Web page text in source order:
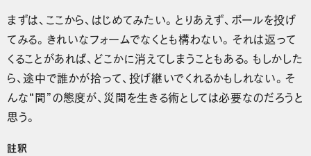
まずは、ここから、はじめてみたい。とりあえず、ボールを投げ
てみる。きれいなフォームでなくとも構わない。それは返って
くることがあれば、どこかに消えてしまうこともある。もしかした
ら、途中で誰かが拾って、投げ継いでくれるかもしれない。そ
んな“間”の態度が、災間を生きる術としては必要なのだろうと
思う。
註釈